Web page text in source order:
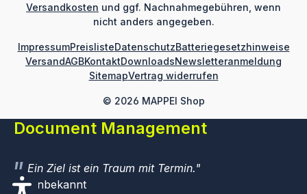
Versandkosten und ggf. Nachnahmegebühren, wenn
nicht anders angegeben.
© 2026 MAPPEI Shop
ImpressumPreislisteDatenschutzBatteriegesetzhinweise
VersandAGBKontaktDownloadsNewsletteranmeldung
SitemapVertrag widerrufen
Document Management
Ein Ziel ist ein Traum mit Termin.
Unbekannt